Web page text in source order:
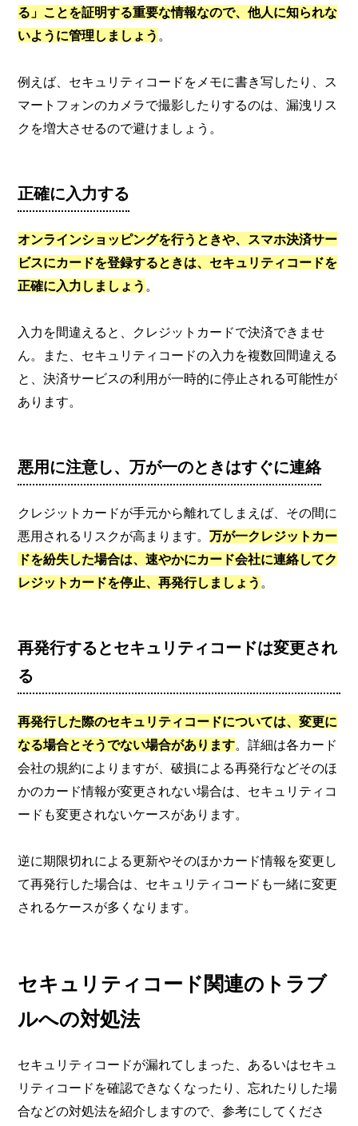
る」ことを証明する重要な情報なので、他人に知られな
いように管理しましょう 。
例えば、セキュリティコードをメモに書き写したり、ス
マートフォンのカメラで撮影したりするのは、漏洩リス
クを増大させるので避けましょう。
正確に入力する
オンラインショッピングを行うときや、スマホ決済サー
ビスにカードを登録するときは、セキュリティコードを
正確に入力しましょう 。
入力を間違えると、クレジットカードで決済できませ
ん。また、セキュリティコードの入力を複数回間違える
と、決済サービスの利用が一時的に停止される可能性が
あります。
悪用に注意し、万が一のときはすぐに連絡
クレジットカードが手元から離れてしまえば、その間に
悪用されるリスクが高まります。万が一クレジットカー
ドを紛失した場合は、速やかにカード会社に連絡してク
レジットカードを停止、再発行しましょう 。
再発行するとセキュリティコードは変更され
る
再発行した際のセキュリティコードについては、変更に
なる場合とそうでない場合があります。詳細は各カード
会社の規約によりますが、破損による再発行などそのほ
かのカード情報が変更されない場合は、セキュリティコ
ードも変更されないケースがあります。
逆に期限切れによる更新やそのほかカード情報を変更し
て再発行した場合は、セキュリティコードも一緒に変更
されるケースが多くなります。
セキュリティコード関連のトラブ
ルへの対処法
セキュリティコードが漏れてしまった、あるいはセキュ
リティコードを確認できなくなったり、忘れたりした場
合などの対処法を紹介しますので、参考にしてくださ